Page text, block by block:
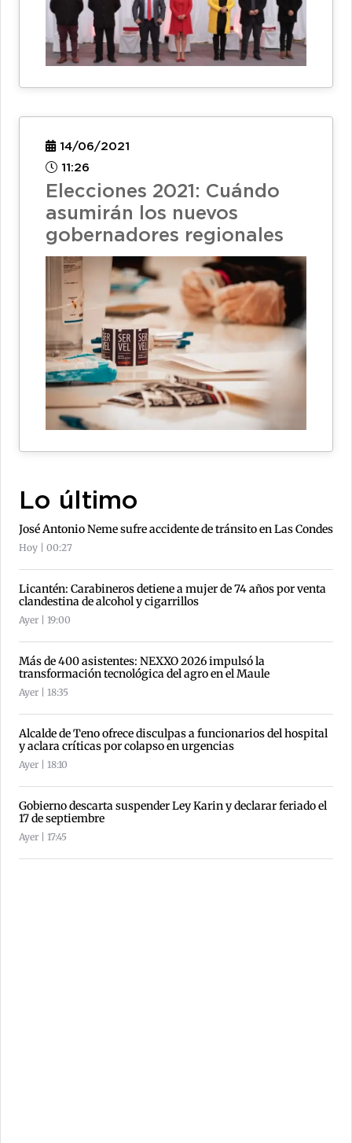
14/06/2021
11:26
Elecciones 2021: Cuándo
asumirán los nuevos
gobernadores regionales
Lo último
José Antonio Neme sufre accidente de tránsito en Las Condes
Hoy | 00:27
Licantén: Carabineros detiene a mujer de 74 años por venta
clandestina de alcohol y cigarrillos
Ayer | 19:00
Más de 400 asistentes: NEXXO 2026 impulsó la
transformación tecnológica del agro en el Maule
Ayer | 18:35
Alcalde de Teno ofrece disculpas a funcionarios del hospital
y aclara críticas por colapso en urgencias
Ayer | 18:10
Gobierno descarta suspender Ley Karin y declarar feriado el
17 de septiembre
Ayer | 17:45